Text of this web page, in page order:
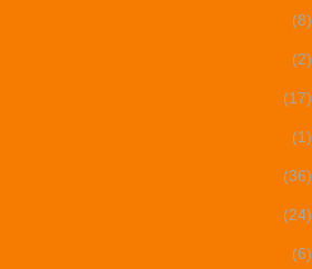
(8)
(2)
(17)
(1)
(36)
(24)
(6)